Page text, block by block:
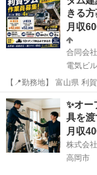
橋)から呉西地区(小矢部)等広
下 定年はありません。...
きる
月収
合同会
電気ビ
【📍勤務地】 富山県 利賀ダム 【⏰工期】 即日〜約4年（
【💰単価（税別）】 ・
・夜勤：19:00〜7:00（
富山 富山市 電
✨オー
具を
月収
株式会
高岡市